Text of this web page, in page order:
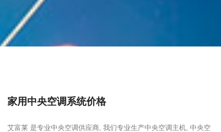
家用中央空调系统价格
艾富莱 是专业中央空调供应商, 我们专业生产中央空调主机, 中央空